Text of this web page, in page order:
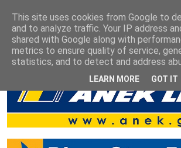
This site uses cookies from Google to
and to analyze traffic. Your IP address
shared with Google along with
metrics to ensure quality of service,
statistics, and to detect and address
LEARN MORE GOT IT